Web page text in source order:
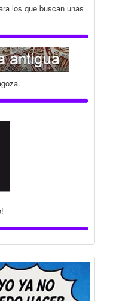
los que buscan unas